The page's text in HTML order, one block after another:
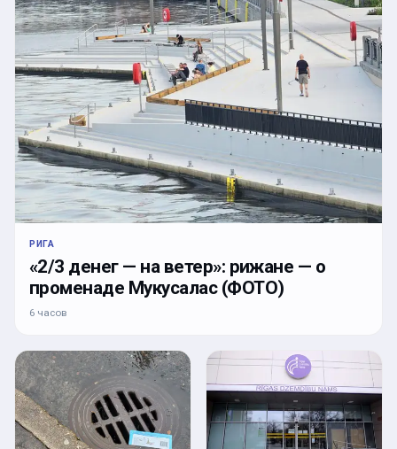
РИГА
«2/3 денег — на ветер»: рижане — о
променаде Мукусалас (ФОТО)
6 часов